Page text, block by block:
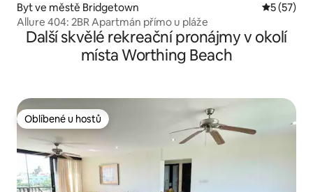
Byt ve městě Bridgetown Průměrné
5 (57)
Allure 404: 2BR Apartmán přímo u pláže
Další skvělé rekreační pronájmy v okolí
místa Worthing Beach
Oblíbené u hostů
Oblíbené u hostů